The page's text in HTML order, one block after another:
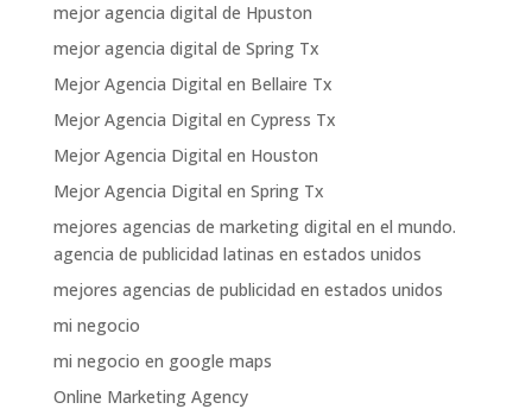
mejor agencia digital de Hpuston
mejor agencia digital de Spring Tx
Mejor Agencia Digital en Bellaire Tx
Mejor Agencia Digital en Cypress Tx
Mejor Agencia Digital en Houston
Mejor Agencia Digital en Spring Tx
mejores agencias de marketing digital en el mundo.
agencia de publicidad latinas en estados unidos
mejores agencias de publicidad en estados unidos
mi negocio
mi negocio en google maps
Online Marketing Agency